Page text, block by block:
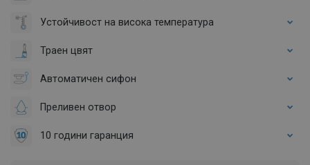
Устойчивост на висока температура
Траен цвят
Автоматичен сифон
Преливен отвор
10 години гаранция